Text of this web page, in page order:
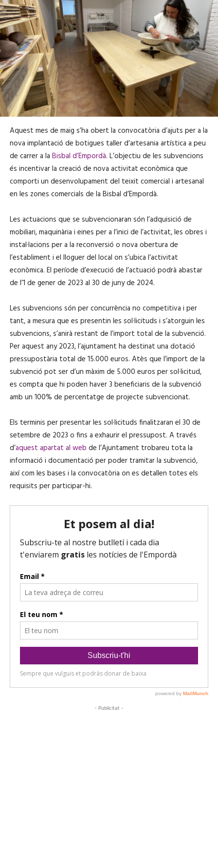
Aquest mes de maig s’ha obert la convocatòria d’ajuts per a la
nova implantació de botigues taller d’artesania artística a peu
de carrer a la Bisbal d’Empordà. L’objectiu de les subvencions
és incentivar la creació de nova activitat econòmica que
comporti un desenvolupament del teixit comercial i artesanal
en les zones comercials de la Bisbal d’Empordà.
Les actuacions que se subvencionaran són l’adquisició de
mobiliari, maquinària i eines per a l’inici de l’activitat, les obres i
instal·lacions per a la reconversió o nova obertura de
l’establiment i el lloguer del local on s’ubica l’activitat
econòmica. El període d’execució de l’actuació podrà abastar
de l’1 de gener de 2023 al 30 de juny de 2024.
Les subvencions són per concurrència no competitiva i per
tant, a mesura que es presentin les sol·licituds i s’atorguin les
subvencions, s’anirà restant de l’import total de la subvenció.
Per aquest any 2023, l’ajuntament ha destinat una dotació
pressupostària total de 15.000 euros. Atès que l’import de la
subvenció pot ser d’un màxim de 5.000 euros per sol·licitud,
es compta que hi poden haver 3 beneficiaris de la subvenció
amb un 100% de percentatge de projecte subvencionat.
Els terminis per presentar les sol·licituds finalitzaran el 30 de
setembre de 2023 o fins a exhaurir el pressupost. A través
d’aquest apartat al web de l’Ajuntament trobareu tota la
informació i documentació per poder tramitar la subvenció,
així com les bases i la convocatòria on es detallen totes els
requisits per participar-hi.
- Publicitat -